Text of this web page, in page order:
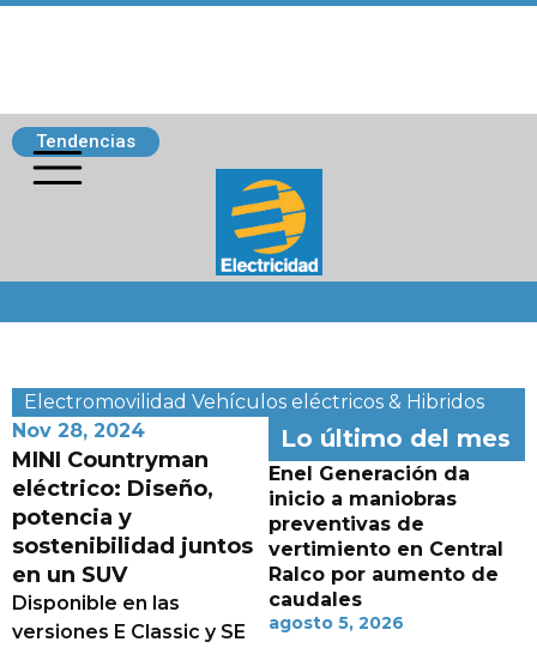
Tendencias
Electromovilidad Vehículos eléctricos & Hibridos
Nov 28, 2024
MINI Countryman
eléctrico: Diseño,
potencia y
sostenibilidad juntos
en un SUV
Disponible en las
versiones E Classic y SE
Lo último del mes
Enel Generación da
inicio a maniobras
preventivas de
vertimiento en Central
Ralco por aumento de
caudales
agosto 5, 2026